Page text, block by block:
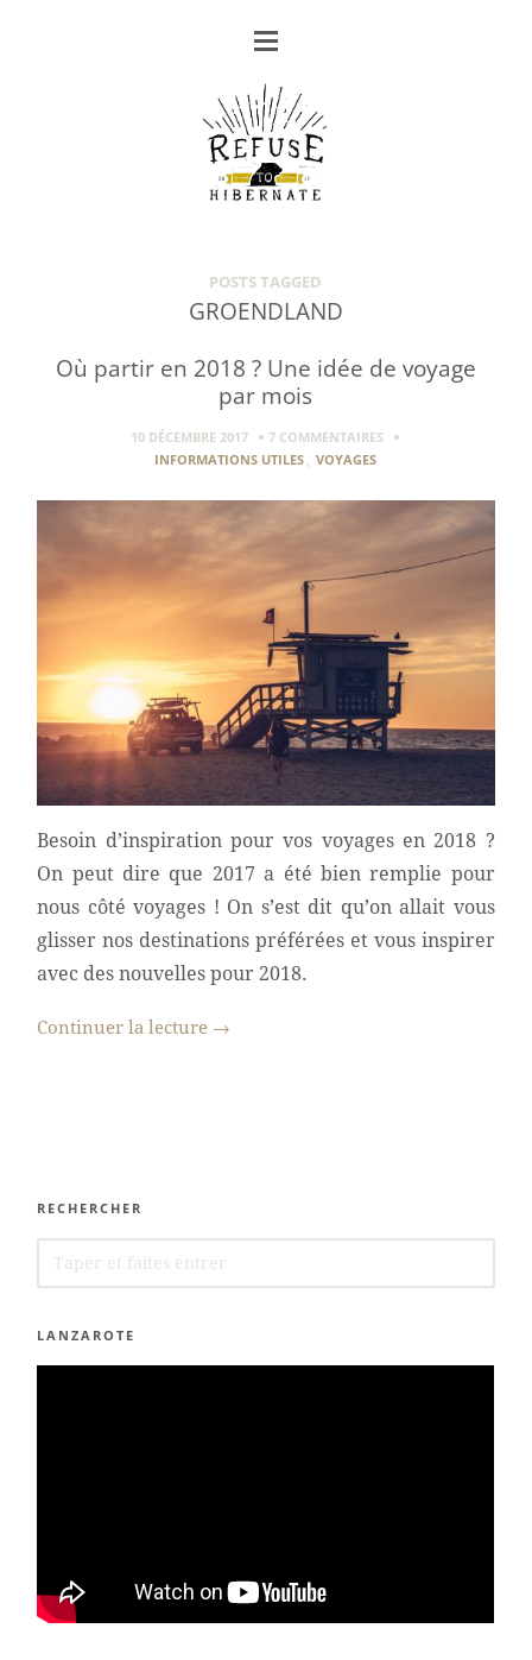
POSTS TAGGED
GROENDLAND
Où partir en 2018 ? Une idée de voyage
par mois
10 DÉCEMBRE 2017
7 COMMENTAIRES
INFORMATIONS UTILES
VOYAGES
Besoin d’inspiration pour vos voyages en 2018 ?
On peut dire que 2017 a été bien remplie pour
nous côté voyages ! On s’est dit qu’on allait vous
glisser nos destinations préférées et vous inspirer
avec des nouvelles pour 2018.
Continuer la lecture →
RECHERCHER
FOR:
LANZAROTE